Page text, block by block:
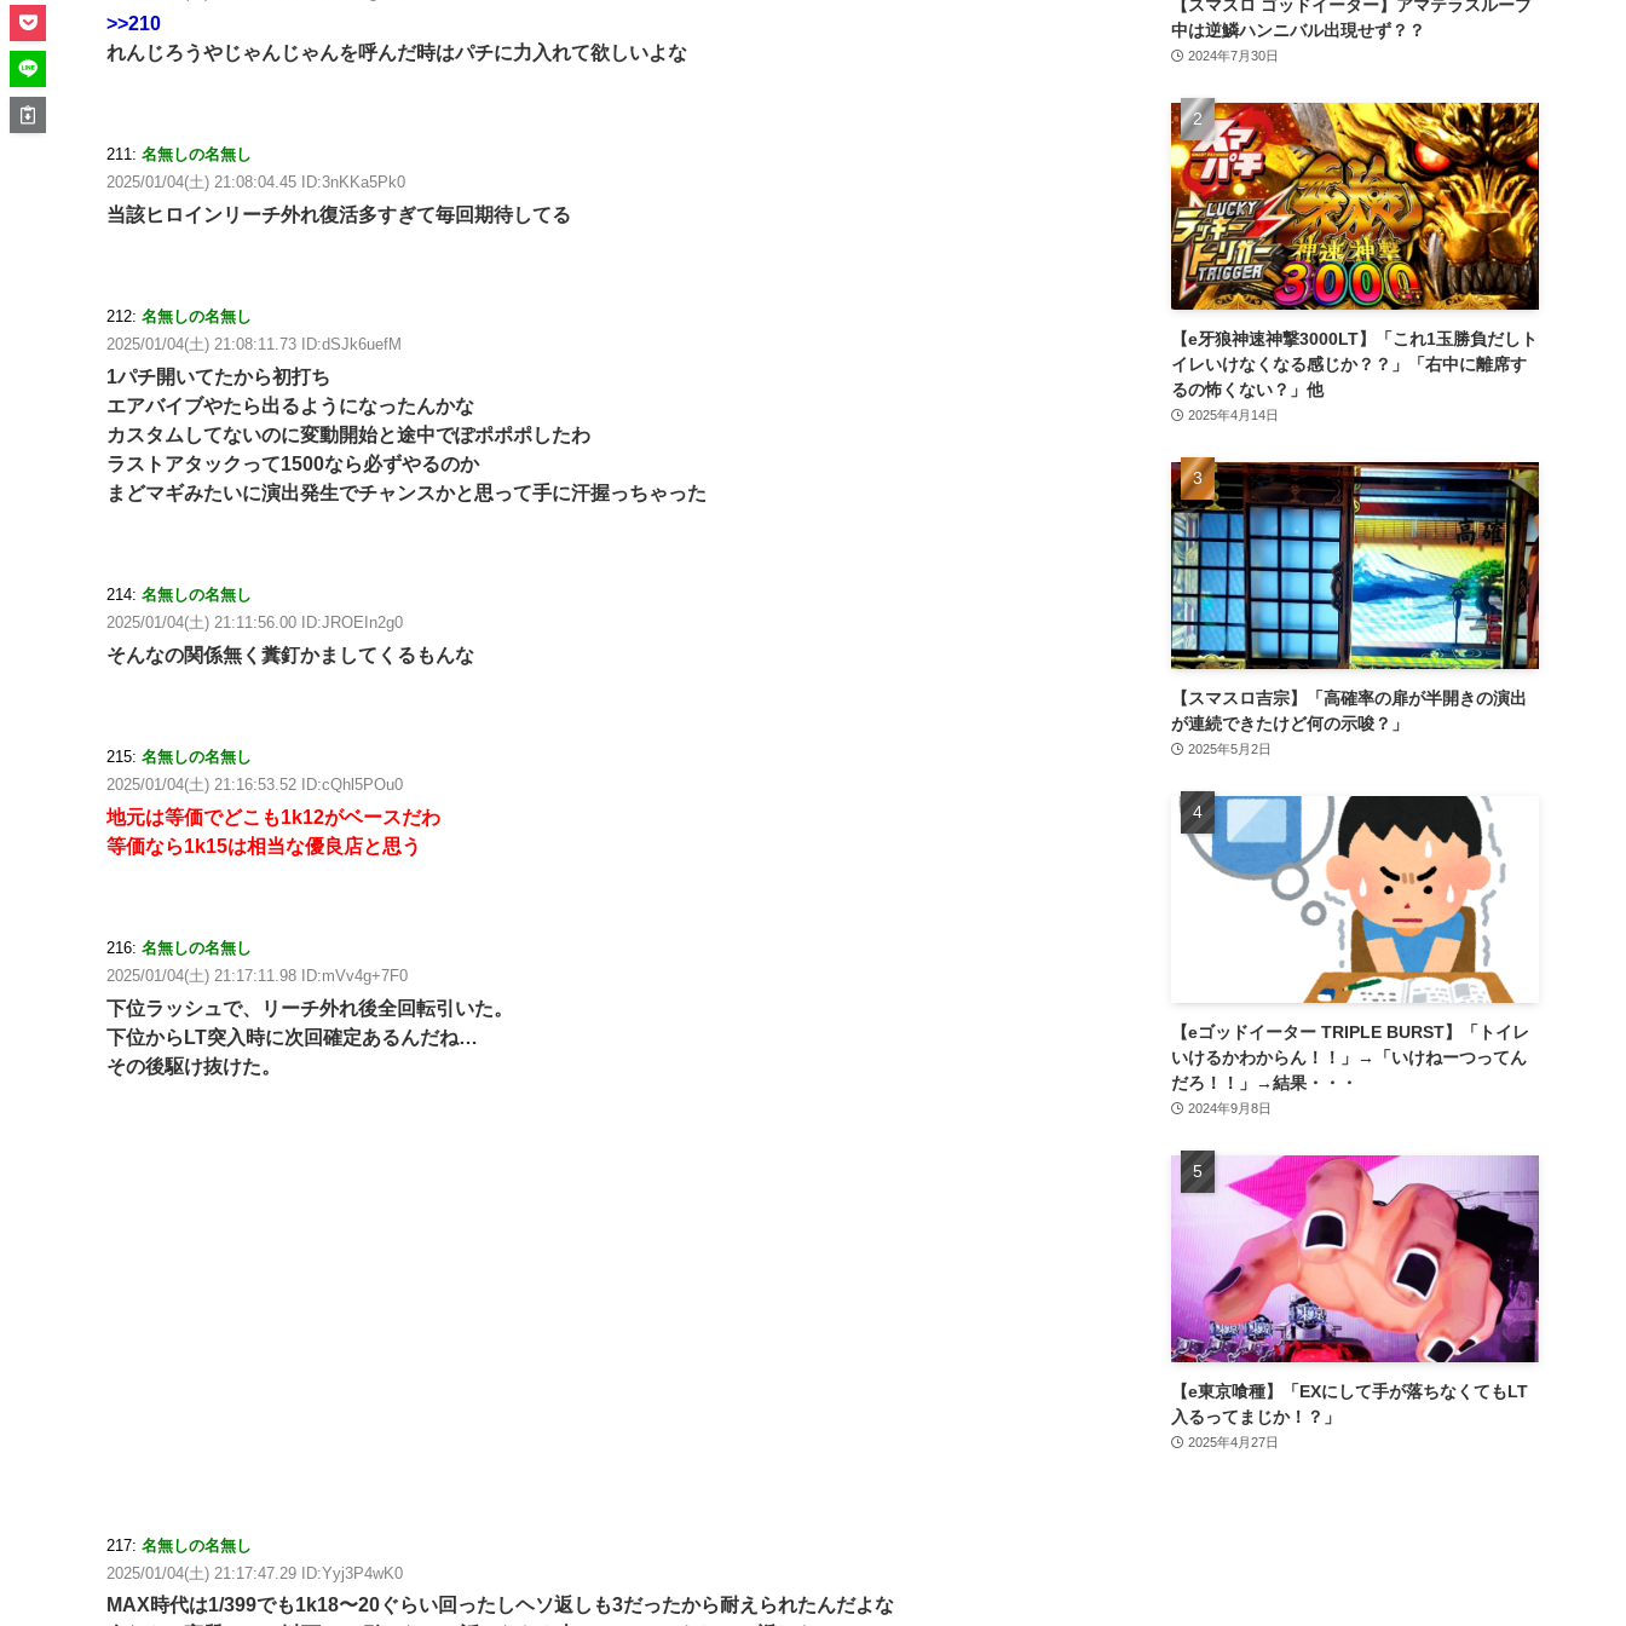
>>210
れんじろうやじゃんじゃんを呼んだ時はパチに力入れて欲しいよな
211: 名無しの名無し
2025/01/04(土) 21:08:04.45 ID:3nKKa5Pk0
当該ヒロインリーチ外れ復活多すぎて毎回期待してる
212: 名無しの名無し
2025/01/04(土) 21:08:11.73 ID:dSJk6uefM
1パチ開いてたから初打ち
エアバイブやたら出るようになったんかな
カスタムしてないのに変動開始と途中でぽポポポしたわ
ラストアタックって1500なら必ずやるのか
まどマギみたいに演出発生でチャンスかと思って手に汗握っちゃった
214: 名無しの名無し
2025/01/04(土) 21:11:56.00 ID:JROEIn2g0
そんなの関係無く糞釘かましてくるもんな
215: 名無しの名無し
2025/01/04(土) 21:16:53.52 ID:cQhl5POu0
地元は等価でどこも1k12がベースだわ
等価なら1k15は相当な優良店と思う
216: 名無しの名無し
2025/01/04(土) 21:17:11.98 ID:mVv4g+7F0
下位ラッシュで、リーチ外れ後全回転引いた。
下位からLT突入時に次回確定あるんだね…
その後駆け抜けた。
217: 名無しの名無し
2025/01/04(土) 21:17:47.29 ID:Yyj3P4wK0
MAX時代は1/399でも1k18〜20ぐらい回ったしヘソ返しも3だったから耐えられたんだよな
【スマスロ ゴッドイーター】アマテラスループ
中は逆鱗ハンニバル出現せず？？
2024年7月30日
【e牙狼神速神撃3000LT】「これ1玉勝負だしト
イレいけなくなる感じか？？」「右中に離席す
るの怖くない？」他
2025年4月14日
【スマスロ吉宗】「高確率の扉が半開きの演出
が連続できたけど何の示唆？」
2025年5月2日
【eゴッドイーター TRIPLE BURST】「トイレ
いけるかわからん！！」→「いけねーつってん
だろ！！」→結果・・・
2024年9月8日
【e東京喰種】「EXにして手が落ちなくてもLT
入るってまじか！？」
2025年4月27日